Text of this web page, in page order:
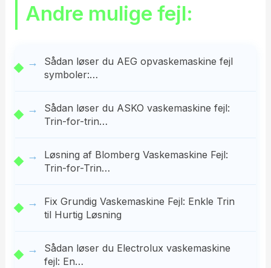
Andre mulige fejl:
Sådan løser du AEG opvaskemaskine fejl
symboler:…
Sådan løser du ASKO vaskemaskine fejl:
Trin-for-trin…
Løsning af Blomberg Vaskemaskine Fejl:
Trin-for-Trin…
Fix Grundig Vaskemaskine Fejl: Enkle Trin
til Hurtig Løsning
Sådan løser du Electrolux vaskemaskine
fejl: En…